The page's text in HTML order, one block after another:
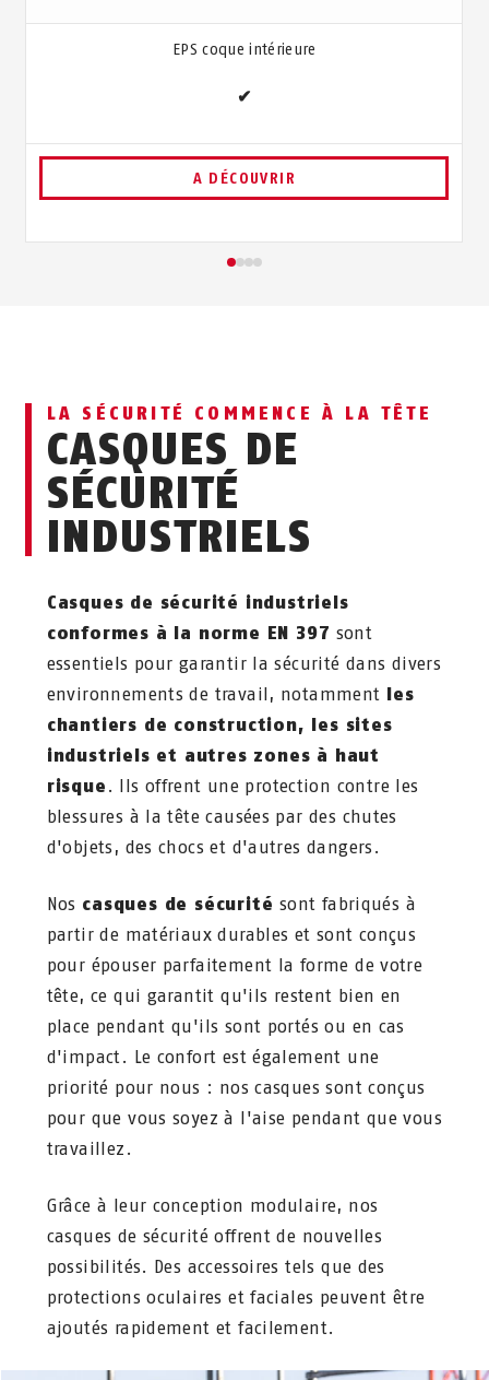
EPS coque intérieure
✔
A DÉCOUVRIR
LA SÉCURITÉ COMMENCE À LA TÊTE
CASQUES DE
SÉCURITÉ
INDUSTRIELS
Casques de sécurité industriels
conformes à la norme EN 397 sont
essentiels pour garantir la sécurité dans divers
environnements de travail, notamment les
chantiers de construction, les sites
industriels et autres zones à haut
risque . Ils offrent une protection contre les
blessures à la tête causées par des chutes
d'objets, des chocs et d'autres dangers.
Nos casques de sécurité sont fabriqués à
partir de matériaux durables et sont conçus
pour épouser parfaitement la forme de votre
tête, ce qui garantit qu'ils restent bien en
place pendant qu'ils sont portés ou en cas
d'impact. Le confort est également une
priorité pour nous : nos casques sont conçus
pour que vous soyez à l'aise pendant que vous
travaillez.
Grâce à leur conception modulaire, nos
casques de sécurité offrent de nouvelles
possibilités. Des accessoires tels que des
protections oculaires et faciales peuvent être
ajoutés rapidement et facilement.